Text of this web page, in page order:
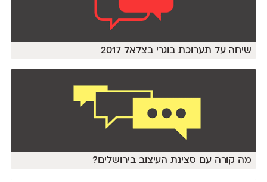
שיחה על תערוכת בוגרי בצלאל 2017
מה קורה עם סצינת העיצוב בירושלים?